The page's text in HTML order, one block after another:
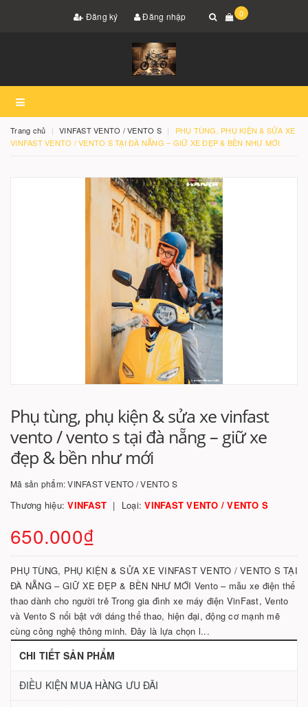
Đăng ký Đăng nhập 0
Trang chủ VINFAST VENTO / VENTO S
PHỤ TÙNG, PHỤ KIỆN & SỬA XE
VINFAST VENTO / VENTO S TẠI ĐÀ NẴNG – GIỮ XE ĐẸP & BỀN NHƯ MỚI
Phụ tùng, phụ kiện & sửa xe vinfast
vento / vento s tại đà nẵng – giữ xe
đẹp & bền như mới
Mã sản phẩm:VINFAST VENTO / VENTO S
Thương hiệu:VINFAST Loại:VINFAST VENTO / VENTO S
650.000₫
PHỤ TÙNG, PHỤ KIỆN & SỬA XE VINFAST VENTO / VENTO S TẠI
ĐÀ NẴNG – GIỮ XE ĐẸP & BỀN NHƯ MỚI Vento – mẫu xe điện thể
thao dành cho người trẻ Trong gia đình xe máy điện VinFast, Vento
và Vento S nổi bật với dáng thể thao, hiện đại, động cơ mạnh mẽ
cùng công nghệ thông minh. Đây là lựa chọn l...
CHI TIẾT SẢN PHẨM
ĐIỀU KIỆN MUA HÀNG ƯU ĐÃI